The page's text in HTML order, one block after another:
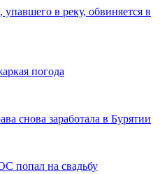
в реку, обвиняется в
погода
снова заработала в Бурятии
попал на свадьбу